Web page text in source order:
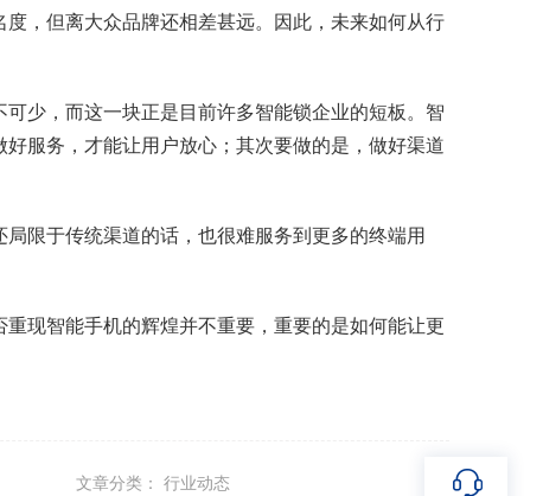
，但离大众品牌还相差甚远。因此，未来如何从行
少，而这一块正是目前许多智能锁企业的短板。智
服务，才能让用户放心；其次要做的是，做好渠道
限于传统渠道的话，也很难服务到更多的终端用
现智能手机的辉煌并不重要，重要的是如何能让更
文章分类： 行业动态